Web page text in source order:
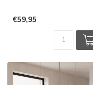
€59,95